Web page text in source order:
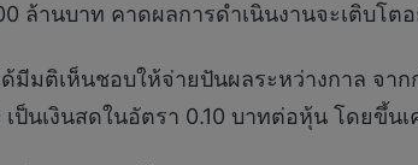
ล้านบาท คาดผลการดำเนินงานจะเติบโต
มติเห็นชอบให้จ่ายปันผลระหว่างกาล จาก
ป็นเงินสดในอัตรา 0.10 บาทต่อหุ้น โดยขึ้